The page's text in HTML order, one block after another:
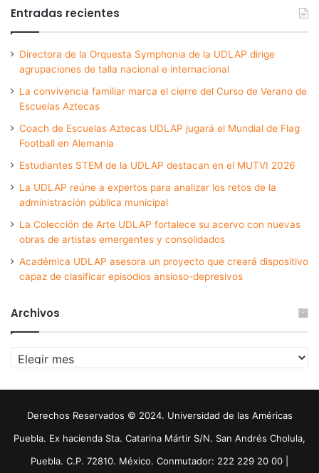
Entradas recientes
Directora de la Orquesta Symphonia de la UDLAP dirige
agrupaciones de talla nacional e internacional
La convivencia familiar marca el cierre del Curso de Verano de
Escuelas Aztecas
Coach de Escuelas Aztecas UDLAP jugará el Mundial de Flag
Football en Alemania
Estudiantes STEM de la UDLAP destacan en el MUTVI 2026
La UDLAP reúne a expertos para analizar los retos de la
administración pública municipal
La Colección de Arte UDLAP fortalece su acervo con nuevas
obras de artistas emergentes y consolidados
Académica UDLAP asesora un proyecto que creará dispositivo
capaz de clasificar episodios ansioso-depresivos
Archivos
Archivos
Derechos Reservados © 2024. Universidad de las Américas
Puebla. Ex hacienda Sta. Catarina Mártir S/N. San Andrés Cholula,
Puebla. C.P. 72810. México. Conmutador: 222 229 20 00 |